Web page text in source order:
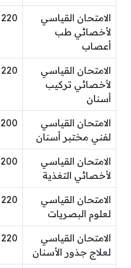
الامتحان القياسي
لأخصائي طب
أعصاب
220 دولار أمريكي
الامتحان القياسي
لأخصائي تركيب
أسنان
220 دولار أمريكي
الامتحان القياسي
لفني مختبر أسنان
200 دولار أمريكي
الامتحان القياسي
لأخصائي التغذية
200 دولار أمريكي
الامتحان القياسي
لعلوم البصريات
220 دولار أمريكي
الامتحان القياسي
لعلاج جذور الأسنان
220 دولار أمريكي